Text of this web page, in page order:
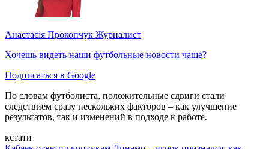
Анастасія Прокопчук Журналист
Хочешь видеть наши футбольные новости чаще?
Подписаться в Google
По словам футболиста, положительные сдвиги стали
следствием сразу нескольких факторов – как улучшение
результатов, так и изменений в подходе к работе.
кстати